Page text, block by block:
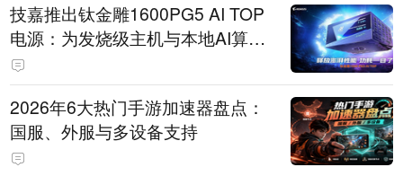
技嘉推出钛金雕1600PG5 AI TOP
电源：为发烧级主机与本地AI算力
打造旗舰供电方案
2026年6大热门手游加速器盘点：
国服、外服与多设备支持